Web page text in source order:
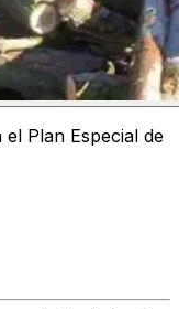
Plan Especial de